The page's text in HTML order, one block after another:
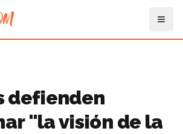
defienden
"la visión de la